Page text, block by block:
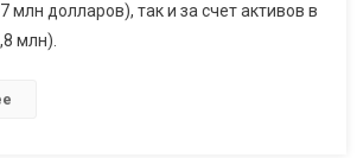
млн долларов), так и за счет активов в
млн).